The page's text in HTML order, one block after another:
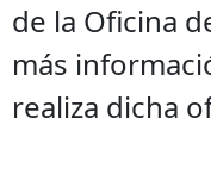
de la Oficina
más
realiza dicha